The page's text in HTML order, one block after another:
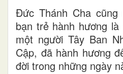
Đức Thánh Cha
bạn trẻ hành hương
một người Tây Ban
Cập, đã hành hương
đời trong những ngày